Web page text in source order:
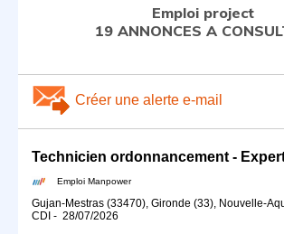
Emploi project
19 ANNONCES A
Créer une alerte e-mail
Emploi Manpower
Gujan-Mestras (33470), Gironde (33), Nouvelle-
CDI - 28/07/2026